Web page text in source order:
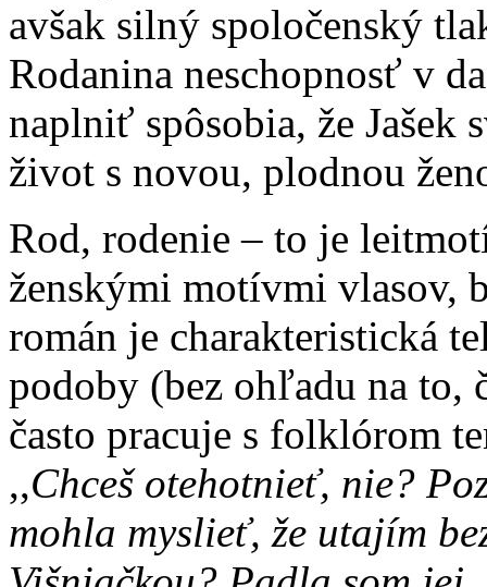
avšak silný spoločenský
Rodanina neschopnosť v
naplniť spôsobia, že Jašek
život s novou, plodnou
Rod, rodenie – to je
ženskými motívmi vlasov,
román je charakteristická
podoby (bez ohľadu na to,
často pracuje s folklórom
,,Chceš otehotnieť, nie?
mohla myslieť, že utajím